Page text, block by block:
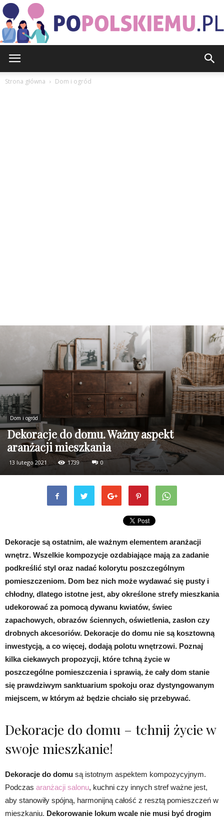
Strona główna Dom i ogród
Dom i ogród
Dekoracje do domu. Ważny aspekt
aranżacji mieszkania
13 lutego 2021 1739 0
Dekoracje są ostatnim, ale ważnym elementem aranżacji
wnętrz. Wszelkie kompozycje ozdabiające mają za zadanie
podkreślić styl oraz nadać kolorytu poszczególnym
pomieszczeniom. Dom bez nich może wydawać się pusty i
chłodny, dlatego istotne jest, aby określone strefy mieszkania
udekorować za pomocą dywanu kwiatów, świec
zapachowych, obrazów ściennych, oświetlenia, zasłon czy
drobnych akcesoriów. Dekoracje do domu nie są kosztowną
inwestycją, a co więcej, dodają polotu wnętrzowi. Poznaj
kilka ciekawych propozycji, które tchną życie w
poszczególne pomieszczenia i sprawią, że cały dom stanie
się prawdziwym sanktuarium spokoju oraz dystyngowanym
miejscem, w którym aż będzie chciało się przebywać.
Dekoracje do domu – tchnij życie w
swoje mieszkanie!
Dekoracje do domu są istotnym aspektem kompozycyjnym.
Podczas aranżacji salonu, kuchni czy innych stref ważne jest,
aby stanowiły spójną, harmonijną całość z resztą pomieszczeń w
mieszkaniu. Dekorowanie lokum wcale nie musi być drogim